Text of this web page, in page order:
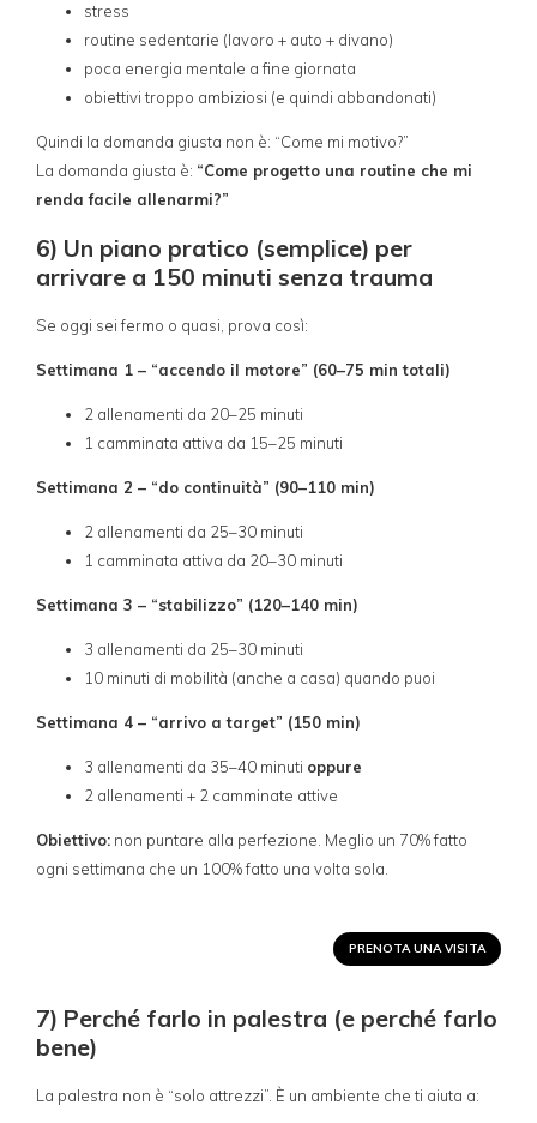
stress
routine sedentarie (lavoro + auto + divano)
poca energia mentale a fine giornata
obiettivi troppo ambiziosi (e quindi abbandonati)
Quindi la domanda giusta non è: “Come mi motivo?”
La domanda giusta è: “Come progetto una routine che mi
renda facile allenarmi?”
6) Un piano pratico (semplice) per
arrivare a 150 minuti senza trauma
Se oggi sei fermo o quasi, prova così:
Settimana 1 – “accendo il motore” (60–75 min totali)
2 allenamenti da 20–25 minuti
1 camminata attiva da 15–25 minuti
Settimana 2 – “do continuità” (90–110 min)
2 allenamenti da 25–30 minuti
1 camminata attiva da 20–30 minuti
Settimana 3 – “stabilizzo” (120–140 min)
3 allenamenti da 25–30 minuti
10 minuti di mobilità (anche a casa) quando puoi
Settimana 4 – “arrivo a target” (150 min)
3 allenamenti da 35–40 minuti oppure
2 allenamenti + 2 camminate attive
Obiettivo: non puntare alla perfezione. Meglio un 70% fatto
ogni settimana che un 100% fatto una volta sola.
PRENOTA UNA VISITA
7) Perché farlo in palestra (e perché farlo
bene)
La palestra non è “solo attrezzi”. È un ambiente che ti aiuta a: